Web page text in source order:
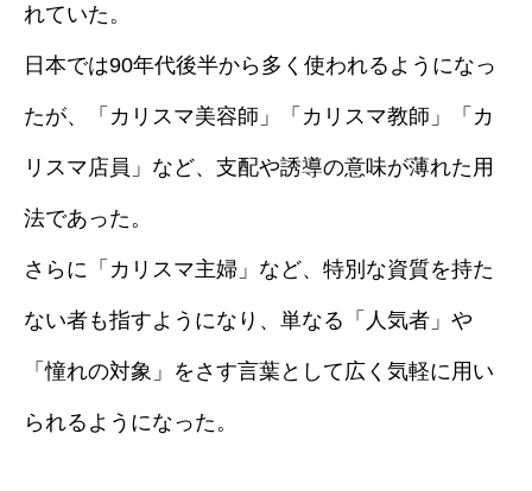
れていた。
日本では90年代後半から多く使われるようになっ
たが、「カリスマ美容師」「カリスマ教師」「カ
リスマ店員」など、支配や誘導の意味が薄れた用
法であった。
さらに「カリスマ主婦」など、特別な資質を持た
ない者も指すようになり、単なる「人気者」や
「憧れの対象」をさす言葉として広く気軽に用い
られるようになった。